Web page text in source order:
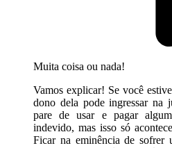
Muita coisa ou nada!
Vamos explicar! Se você
dono dela pode ingressar na
pare de usar e pagar
indevido, mas isso só
Ficar na eminência de sofrer